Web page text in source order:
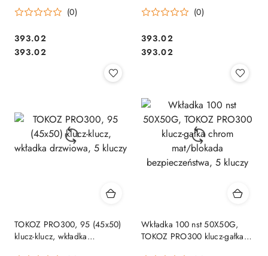
(0)
Cena:
393.02
Cena:
393.02
(0)
Cena:
393.02
Cena:
393.02
TOKOZ PRO300, 95 (45x50)
klucz-klucz, wkładka
Wkładka 100 nst 50X50G,
TOKOZ PRO300 klucz-gałka